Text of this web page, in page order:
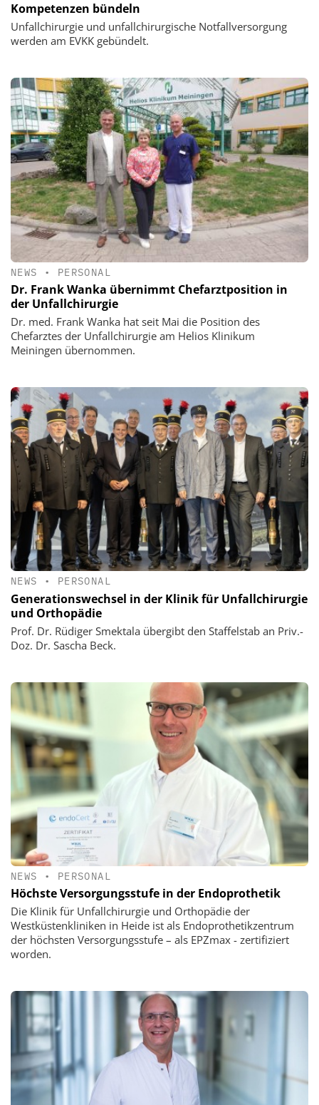
Kompetenzen bündeln
Unfallchirurgie und unfallchirurgische Notfallversorgung
werden am EVKK gebündelt.
NEWS • PERSONAL
Dr. Frank Wanka übernimmt Chefarztposition in
der Unfallchirurgie
Dr. med. Frank Wanka hat seit Mai die Position des
Chefarztes der Unfallchirurgie am Helios Klinikum
Meiningen übernommen.
NEWS • PERSONAL
Generationswechsel in der Klinik für Unfallchirurgie
und Orthopädie
Prof. Dr. Rüdiger Smektala übergibt den Staffelstab an Priv.-
Doz. Dr. Sascha Beck.
NEWS • PERSONAL
Höchste Versorgungsstufe in der Endoprothetik
Die Klinik für Unfallchirurgie und Orthopädie der
Westküstenkliniken in Heide ist als Endoprothetikzentrum
der höchsten Versorgungsstufe – als EPZmax - zertifiziert
worden.